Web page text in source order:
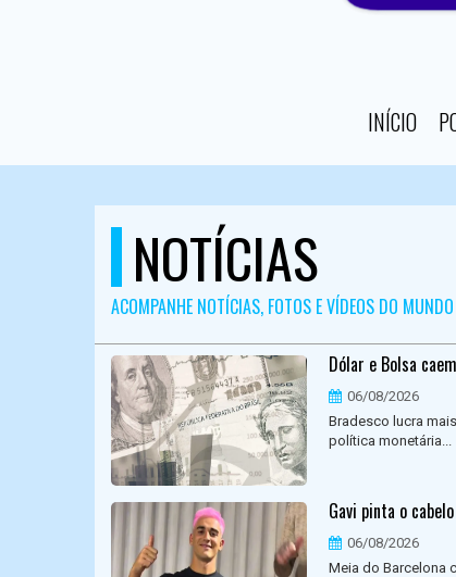
INÍCIO
NOTÍCIAS
ACOMPANHE NOTÍCIAS, FOTOS E VÍDEOS DO MUNDO
Dólar e Bolsa
06/08/2026
Bradesco lucra
política monetária...
Gavi pinta o
06/08/2026
Meia do Barcelona